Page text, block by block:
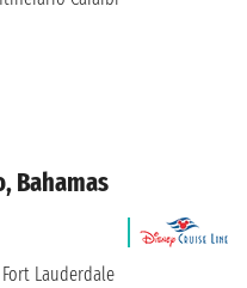
Bahamas
Fort Lauderdale